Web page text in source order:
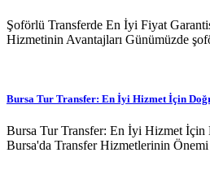
Şoförlü Transferde En İyi Fiyat
Hizmetinin Avantajları Günümüzde
Bursa Tur Transfer: En İyi Hizmet İçin
Bursa Tur Transfer: En İyi Hizmet İçin
Bursa'da Transfer Hizmetlerinin